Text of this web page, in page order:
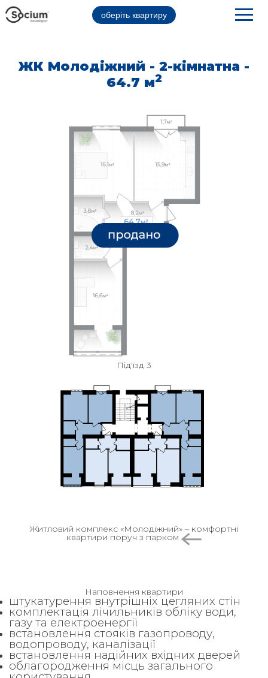
оберіть квартиру
ЖК Молодіжний - 2-кімнатна -
64.7 м2
Під'їзд 3
Житловий комплекс «Молодіжний» – комфортні
квартири поруч з парком
Наповнення квартири
штукатурення внутрішніх цегляних стін
комплектація лічильників обліку води,
газу та електроенергії
встановлення стояків газопроводу,
водопроводу, каналізації
встановлення надійних вхідних дверей
облагородження місць загального